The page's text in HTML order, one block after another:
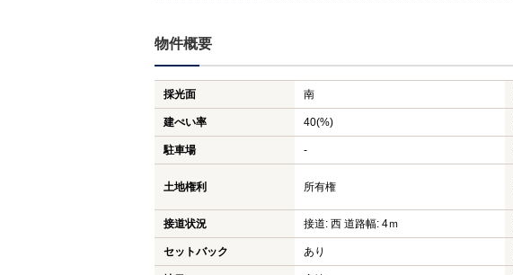
物件概要
採光面 南
建ぺい率 40(%)
駐車場 -
土地権利 所有権
接道状況 接道: 西 道路幅: 4ｍ
セットバック あり